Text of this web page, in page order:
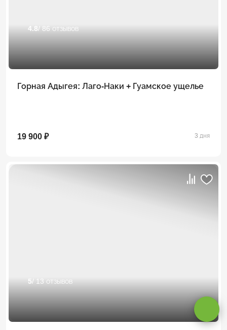
4.8/ 86 отзывов
Горная Адыгея: Лаго-Наки + Гуамское ущелье
19 900 ₽ 3 дня
5/ 13 отзывов
персональных данных